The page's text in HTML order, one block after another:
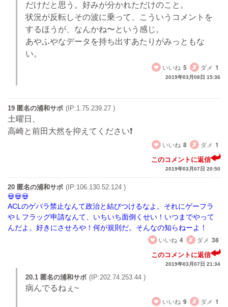
だけだと思う。好みが分かれただけのこと。
状況が反転しその波に乗って、こういうコメントを
するほうが、なんかね〜という感じ。
あやふやなデータを持ち出すあたりがみっともな
い。
いいね 5 ダメ 1
2019年03月08日 15:36
19 匿名の浦和サポ (IP:1.75.239.27 )
土曜日、
高崎と前田大然を抑えてください❗
いいね 8 ダメ 1
このコメントに返信
2019年03月07日 20:50
20 匿名の浦和サポ (IP:106.130.52.124 )
ACLのゲバラ禁止なんて政治と結びつけるなよ。それにゲーフラ
やＬフラッグ申請なんて、いちいち面倒くせい！いつまでやって
んだよ。好きにさせろや！何が規則だ。そんなの知らねーよ！
いいね 4 ダメ 38
このコメントに返信
2019年03月07日 21:34
20.1 匿名の浦和サポ (IP:202.74.253.44 )
病んでるねぇ~
いいね 9 ダメ 1